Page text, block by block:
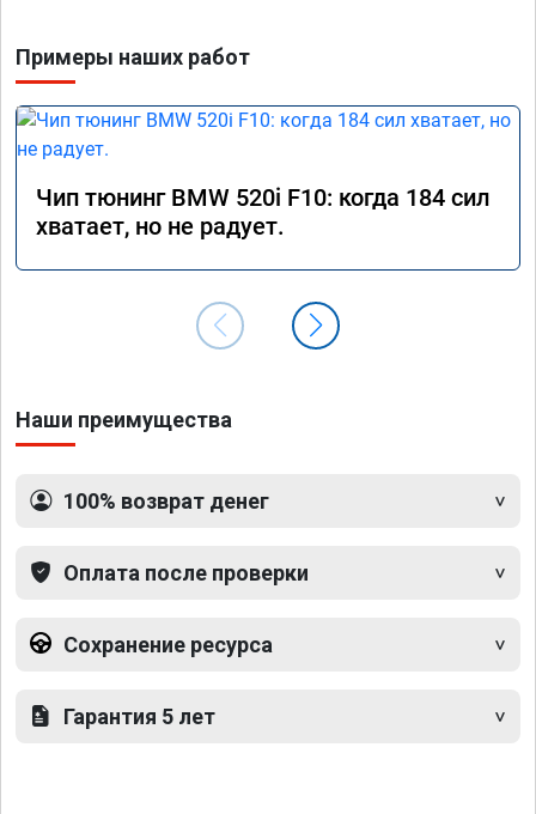
Примеры наших работ
Чип тюнинг BMW 520i F10: когда 184 сил
хватает, но не радует.
Наши преимущества
100% возврат денег
Оплата после проверки
Сохранение ресурса
Гарантия 5 лет